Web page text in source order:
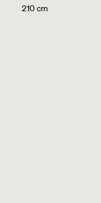
210 cm